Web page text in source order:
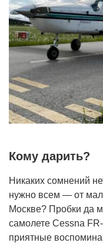
Кому дарить?
Никаких сомнений
нужно всем — от
Москве? Пробки да
самолете Cessna
приятные